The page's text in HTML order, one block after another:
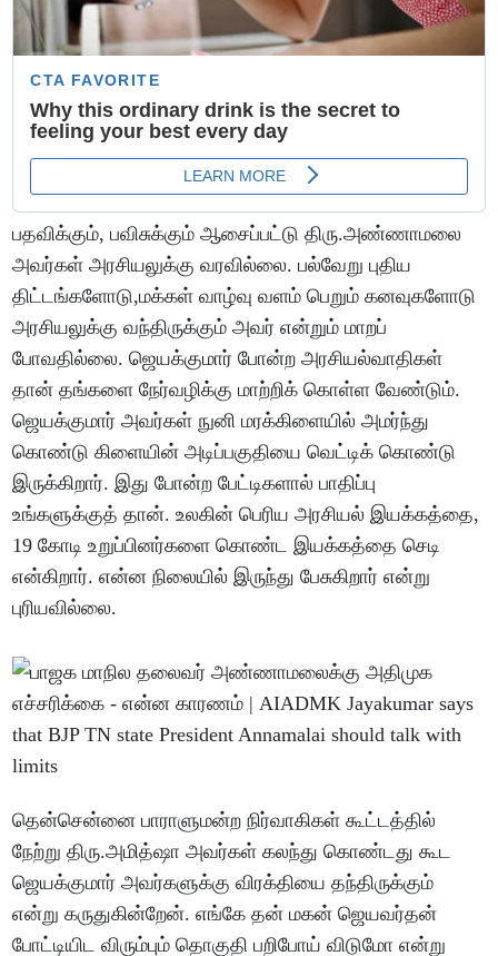
பதவிக்கும், பவிசுக்கும் ஆசைப்பட்டு திரு.அண்ணாமலை
அவர்கள் அரசியலுக்கு வரவில்லை. பல்வேறு புதிய
திட்டங்களோடு,மக்கள் வாழ்வு வளம் பெறும் கனவுகளோடு
அரசியலுக்கு வந்திருக்கும் அவர் என்றும் மாறப்
போவதில்லை. ஜெயக்குமார் போன்ற அரசியல்வாதிகள்
தான் தங்களை நேர்வழிக்கு மாற்றிக் கொள்ள வேண்டும்.
ஜெயக்குமார் அவர்கள் நுனி மரக்கிளையில் அமர்ந்து
கொண்டு கிளையின் அடிப்பகுதியை வெட்டிக் கொண்டு
இருக்கிறார். இது போன்ற பேட்டிகளால் பாதிப்பு
உங்களுக்குத் தான். உலகின் பெரிய அரசியல் இயக்கத்தை,
19 கோடி உறுப்பினர்களை கொண்ட இயக்கத்தை செடி
என்கிறார். என்ன நிலையில் இருந்து பேசுகிறார் என்று
புரியவில்லை.
தென்சென்னை பாராளுமன்ற நிர்வாகிகள் கூட்டத்தில்
நேற்று திரு.அமித்ஷா அவர்கள் கலந்து கொண்டது கூட
ஜெயக்குமார் அவர்களுக்கு விரக்தியை தந்திருக்கும்
என்று கருதுகின்றேன். எங்கே தன் மகன் ஜெயவர்தன்
போட்டியிட விரும்பும் தொகுதி பறிபோய் விடுமோ என்று